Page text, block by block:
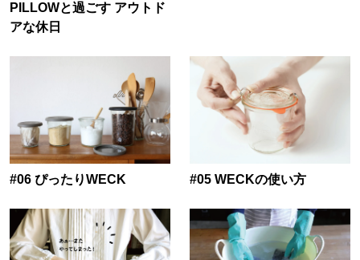
PILLOWと過ごす アウトド
アな休日
#06 ぴったりWECK #05 WECKの使い方